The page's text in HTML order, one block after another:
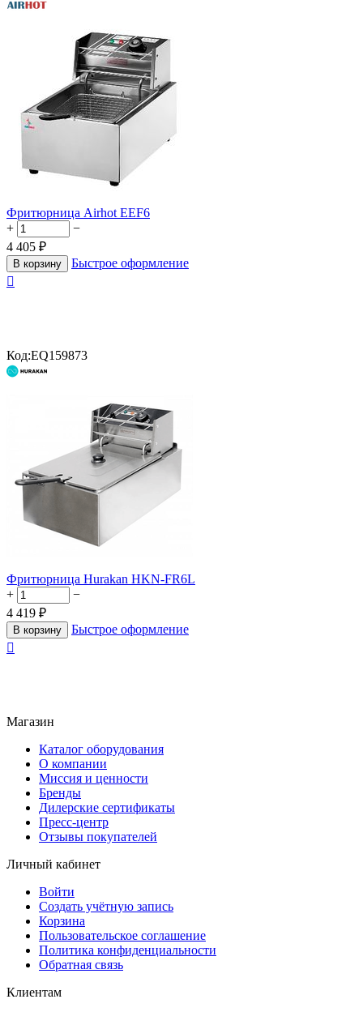
Фритюрница Airhot EEF6
+
−
4 405 ₽
В корзину
Быстрое оформление

Код:EQ159873
Фритюрница Hurakan HKN-FR6L
+
−
4 419 ₽
В корзину
Быстрое оформление

Магазин
Каталог оборудования
О компании
Миссия и ценности
Бренды
Дилерские сертификаты
Пресс-центр
Отзывы покупателей
Личный кабинет
Войти
Создать учётную запись
Корзина
Пользовательское соглашение
Политика конфиденциальности
Обратная связь
Клиентам